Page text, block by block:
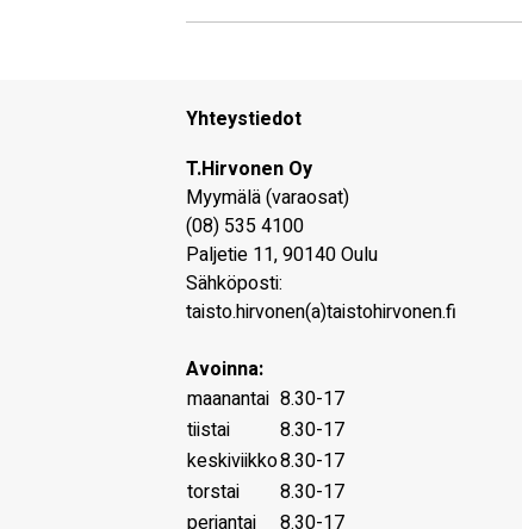
Yhteystiedot
T.Hirvonen Oy
Myymälä (varaosat)
(08) 535 4100
Paljetie 11,90140Oulu
Sähköposti:
taisto.hirvonen(a)taistohirvonen.fi
Avoinna:
maanantai 8.30-17
tiistai
8.30-17
keskiviikko8.30-17
torstai
8.30-17
perjantai
8.30-17